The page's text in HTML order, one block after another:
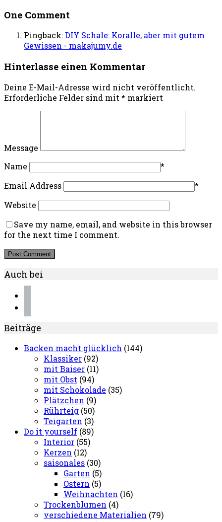
One Comment
Pingback:DIY Schale: Koralle, aber mit gutem
Gewissen - makajumy.de
Hinterlasse einen Kommentar
Deine E-Mail-Adresse wird nicht veröffentlicht.
Erforderliche Felder sind mit * markiert
Message
Name
*
Email Address
*
Website
Save my name, email, and website in this browser
for the next time I comment.
Auch bei
Beiträge
Backen macht glücklich (144)
Klassiker (92)
mit Baiser (11)
mit Obst (94)
mit Schokolade (35)
Plätzchen (9)
Rührteig (50)
Teigarten (3)
Do it yourself (89)
Interior (55)
Kerzen (12)
saisonales (30)
Garten (5)
Ostern (5)
Weihnachten (16)
Trockenblumen (4)
verschiedene Materialien (79)